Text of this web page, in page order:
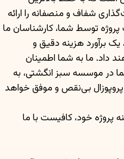
شفاف و منصفانه را ارائه
پروژه توسط شما، کارشناسان ما
برآورد هزینه دقیق و
داد. ما به شما اطمینان
در موسسه سبز انگشتی، به
بی‌نقص و موفق خواهد
پروژه خود، کافیست با ما